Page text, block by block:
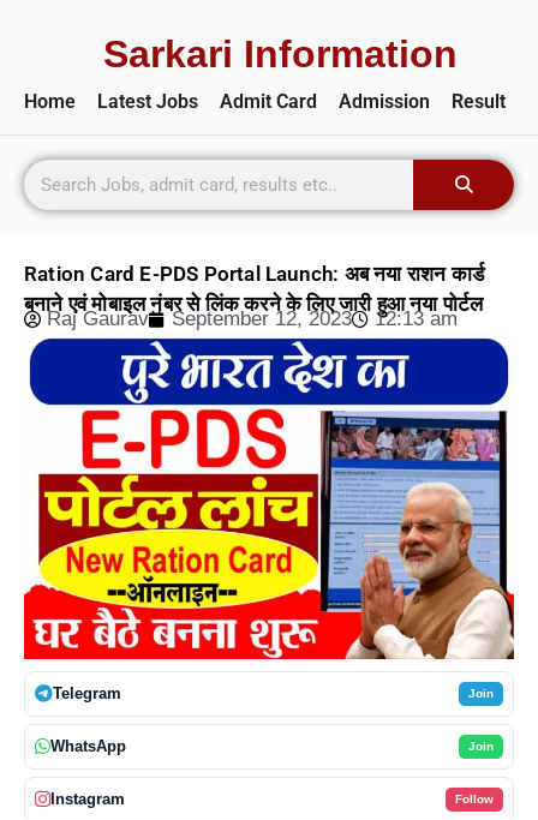
Sarkari Information
Home Latest Jobs Admit Card Admission Result
Ration Card E-PDS Portal Launch: अब नया राशन कार्ड
बनाने एवं मोबाइल नंबर से लिंक करने के लिए जारी हुआ नया पोर्टल
Raj Gaurav September 12, 2023 12:13 am
Telegram Join
WhatsApp Join
Instagram Follow